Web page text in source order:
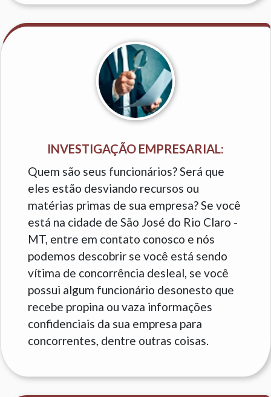
INVESTIGAÇÃO EMPRESARIAL:
Quem são seus funcionários? Será que
eles estão desviando recursos ou
matérias primas de sua empresa? Se você
está na cidade de São José do Rio Claro -
MT, entre em contato conosco e nós
podemos descobrir se você está sendo
vítima de concorrência desleal, se você
possui algum funcionário desonesto que
recebe propina ou vaza informações
confidenciais da sua empresa para
concorrentes, dentre outras coisas.